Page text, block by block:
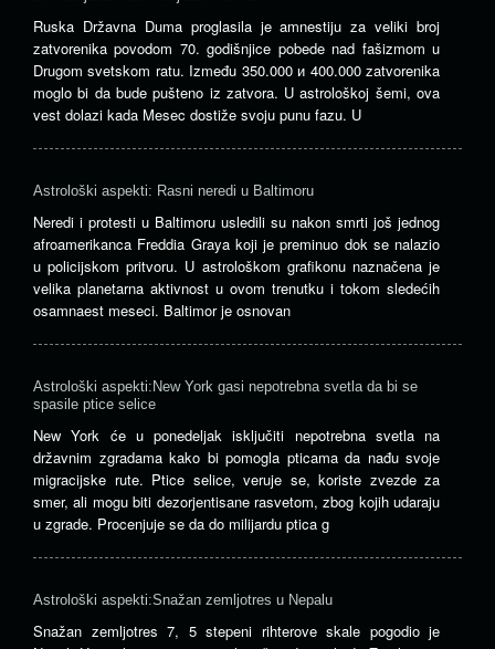
Ruska Državna Duma proglasila je amnestiju za veliki broj
zatvorenika povodom 70. godišnjice pobede nad fašizmom u
Drugom svetskom ratu. Između 350.000 и 400.000 zatvorenika
moglo bi da bude pušteno iz zatvora. U astrološkoj šemi, ova
vest dolazi kada Mesec dostiže svoju punu fazu. U
Astrološki aspekti: Rasni neredi u Baltimoru
Neredi i protesti u Baltimoru usledili su nakon smrti još jednog
afroamerikanca Freddia Graya koji je preminuo dok se nalazio
u policijskom pritvoru. U astrološkom grafikonu naznačena je
velika planetarna aktivnost u ovom trenutku i tokom sledećih
osamnaest meseci. Baltimor je osnovan
Astrološki aspekti:New York gasi nepotrebna svetla da bi se
spasile ptice selice
New York će u ponedeljak isključiti nepotrebna svetla na
državnim zgradama kako bi pomogla pticama da nađu svoje
migracijske rute. Ptice selice, veruje se, koriste zvezde za
smer, ali mogu biti dezorjentisane rasvetom, zbog kojih udaraju
u zgrade. Procenjuje se da do milijardu ptica g
Astrološki aspekti:Snažan zemljotres u Nepalu
Snažan zemljotres 7, 5 stepeni rihterove skale pogodio je